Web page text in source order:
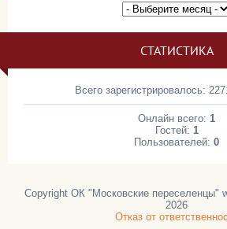
СТАТИСТИКА
Всего зарегистрировалось:
Онлайн всего: 1
Гостей: 1
Пользователей: 0
Copyright ОК "Московские переселенцы"
2026
Отказ от